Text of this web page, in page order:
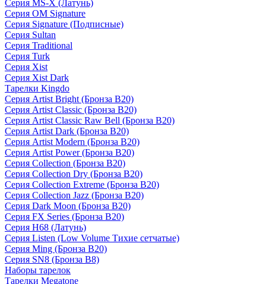
Серия MS-X (Латунь)
Серия OM Signature
Серия Signature (Подписные)
Серия Sultan
Серия Traditional
Серия Turk
Серия Xist
Серия Xist Dark
Тарелки Kingdo
Серия Artist Bright (Бронза B20)
Серия Artist Classic (Бронза B20)
Серия Artist Classic Raw Bell (Бронза B20)
Серия Artist Dark (Бронза B20)
Серия Artist Modern (Бронза B20)
Серия Artist Power (Бронза B20)
Серия Collection (Бронза B20)
Серия Collection Dry (Бронза B20)
Серия Collection Extreme (Бронза B20)
Серия Collection Jazz (Бронза B20)
Серия Dark Moon (Бронза B20)
Серия FX Series (Бронза B20)
Серия H68 (Латунь)
Серия Listen (Low Volume Тихие сетчатые)
Серия Ming (Бронза B20)
Серия SN8 (Бронза B8)
Наборы тарелок
Тарелки Megatone